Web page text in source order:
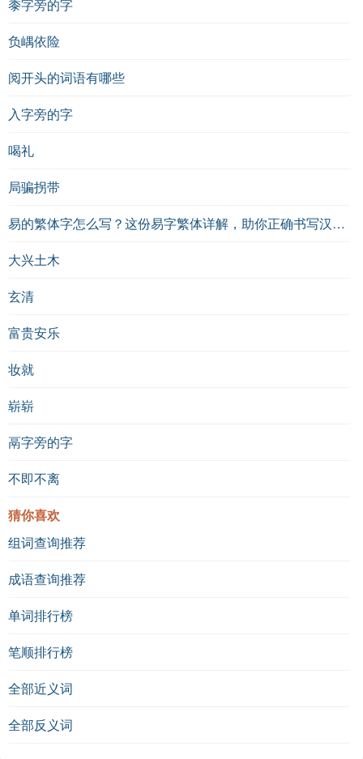
黍字旁的字
负嵎依险
阅开头的词语有哪些
入字旁的字
喝礼
局骗拐带
易的繁体字怎么写？这份易字繁体详解，助你正确书写汉字_汉字繁体学习
大兴土木
玄清
富贵安乐
妆就
崭崭
鬲字旁的字
不即不离
猜你喜欢
组词查询推荐
成语查询推荐
单词排行榜
笔顺排行榜
全部近义词
全部反义词